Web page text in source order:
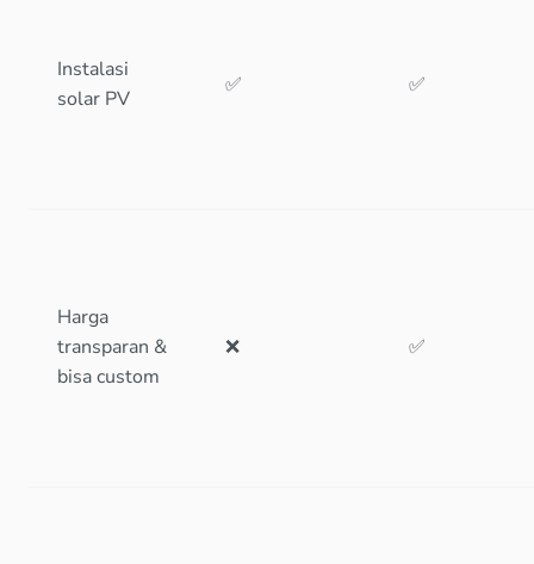
Instalasi
solar PV
✅ ✅
Harga
transparan &
bisa custom
❌ ✅